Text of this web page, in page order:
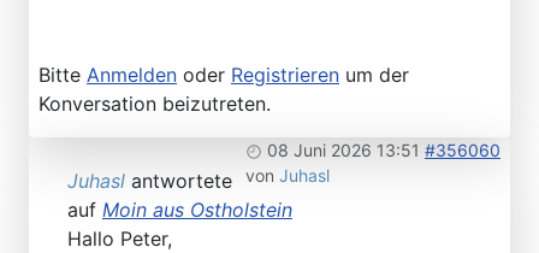
Bitte Anmelden oder Registrieren um der
Konversation beizutreten.
08 Juni 2026 13:51 #356060
von Juhasl
Juhasl antwortete
auf Moin aus Ostholstein
Hallo Peter,